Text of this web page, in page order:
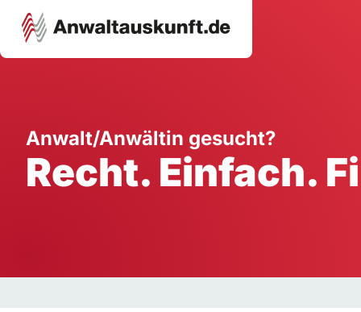
Ausbildung
Handwerk
Dienstleistung
Anwalt/Anwältin gesucht?
Recht. Einfach.